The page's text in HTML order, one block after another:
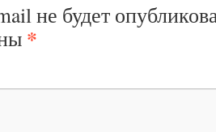
не будет
*